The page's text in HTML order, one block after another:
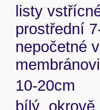
listy
prostřední
nepočetné
10-20cm
bílý, okrově